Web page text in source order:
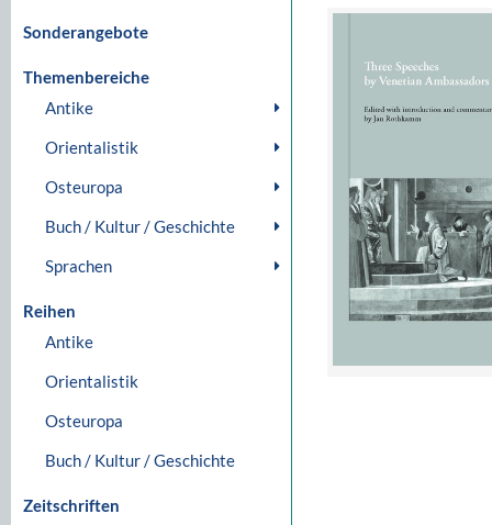
Sonderangebote
Themenbereiche
Antike
Orientalistik
Osteuropa
Buch / Kultur / Geschichte
Sprachen
Reihen
Antike
Orientalistik
Osteuropa
Buch / Kultur / Geschichte
Zeitschriften